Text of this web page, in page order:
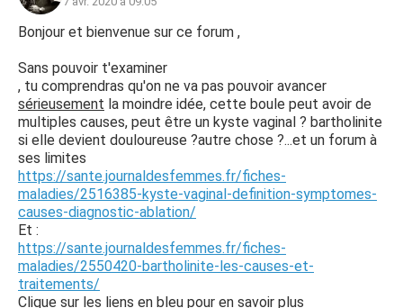
Bonjour et bienvenue sur ce forum ,
Sans pouvoir t'examiner
, tu comprendras qu'on ne va pas pouvoir avancer
sérieusement la moindre idée, cette boule peut avoir de
multiples causes, peut être un kyste vaginal ? bartholinite
si elle devient douloureuse ?autre chose ?...et un forum à
ses limites
https://sante.journaldesfemmes.fr/fiches-
maladies/2516385-kyste-vaginal-definition-symptomes-
causes-diagnostic-ablation/
Et :
https://sante.journaldesfemmes.fr/fiches-
maladies/2550420-bartholinite-les-causes-et-
traitements/
Clique sur les liens en bleu pour en savoir plus